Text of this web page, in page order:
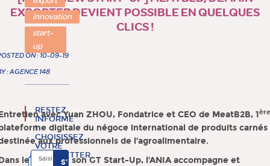
EXPORTER DEVIENT POSSIBLE EN QUELQUES
CLICS !
ON : 10-09-19
: AGENCE 148
avec Yuan ZHOU, Fondatrice et CEO de MeatB2B, 1ère
digitale du négoce international de produits carnés
aux professionnels de l’agroalimentaire.
le cadre de son GT Start-Up, l’ANIA accompagne et
innovation
start-
up
RESTEZ
INFORMÉ
!
CHOISISSEZ
VOTRE
NEWSLETTER